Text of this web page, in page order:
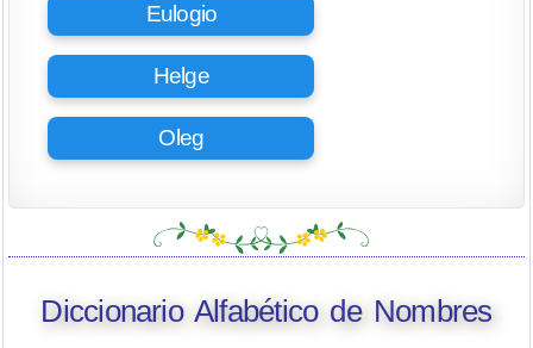
Eulogio
Helge
Oleg
Diccionario Alfabético de Nombres